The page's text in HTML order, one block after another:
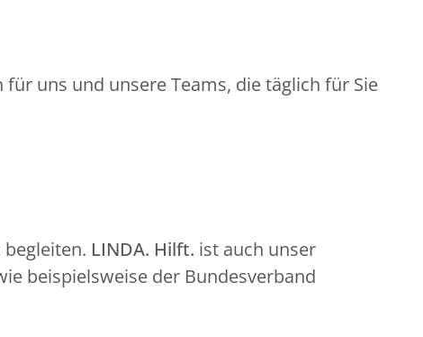
uns und unsere Teams, die täglich für Sie
LINDA. Hilft. ist auch unser
beispielsweise der Bundesverband